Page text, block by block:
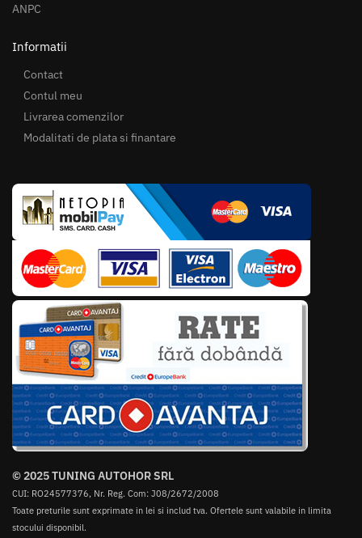
ANPC
Informatii
Contact
Contul meu
Livrarea comenzilor
Modalitati de plata si finantare
© 2025 TUNING AUTOHOR SRL
CUI: RO24577376, Nr. Reg. Com: J08/2672/2008
Toate preturile sunt exprimate in lei si includ tva. Ofertele sunt valabile in limita
stocului disponibil.